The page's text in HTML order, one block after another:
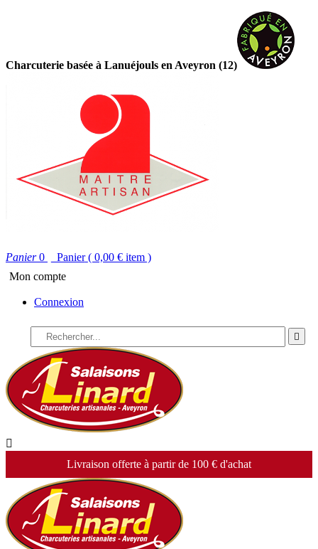
Charcuterie basée à Lanuéjouls en Aveyron (12)
Panier 0 Panier ( 0,00 € item )
Mon compte
Connexion


Livraison offerte à partir de 100 € d'achat